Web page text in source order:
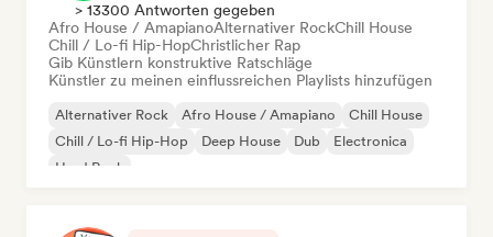
> 13300 Antworten gegeben
Afro House / AmapianoAlternativer RockChill House
Chill / Lo-fi Hip-HopChristlicher Rap
Gib Künstlern konstruktive Ratschläge
Künstler zu meinen einflussreichen Playlists hinzufügen
Alternativer Rock Afro House / Amapiano
Chill House
Chill / Lo-fi Hip-Hop
Deep House Dub
Electronica
Hard Rock